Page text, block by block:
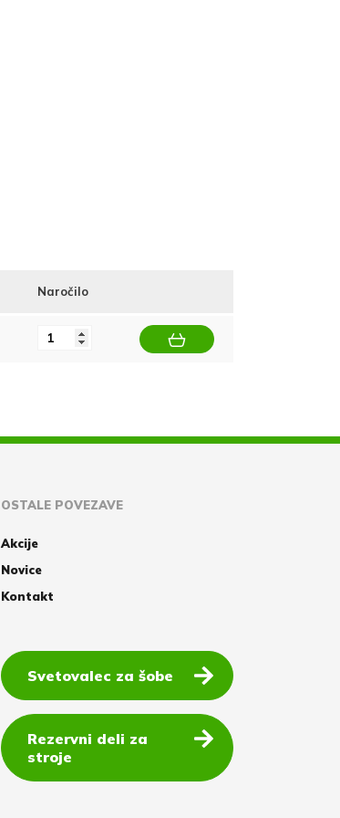
Naročilo
OSTALE POVEZAVE
Akcije
Novice
Kontakt
Svetovalec za šobe
Rezervni deli za
stroje